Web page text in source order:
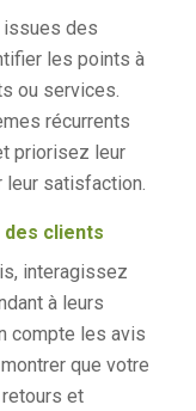
des
les points à
ou services.
récurrents
priorisez leur
leur satisfaction.
des clients
interagissez
à leurs
compte les avis
que votre
et